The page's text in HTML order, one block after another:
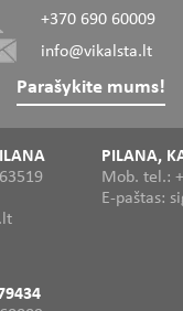
+370 690 60009
info@vikalsta.lt
Parašykite mums!
PILANA,
Mob. tel.:
E-paštas: